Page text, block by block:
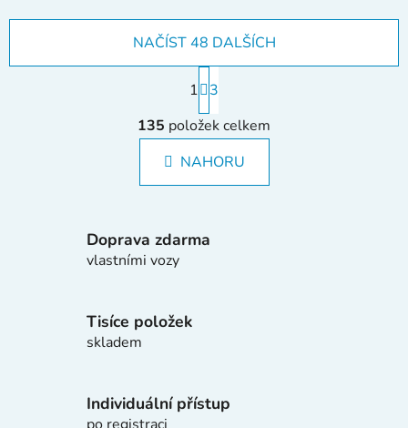
O
v
l
á
d
c
í
p
NAČÍST 48 DALŠÍCH
S
t
r
á
n
k
í
1
3
135 položek celkem
NAHORU
Doprava zdarma
vlastními vozy
Tisíce položek
skladem
Individuální přístup